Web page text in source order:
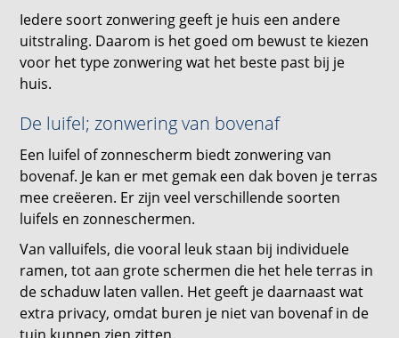
Iedere soort zonwering geeft je huis een andere
uitstraling. Daarom is het goed om bewust te kiezen
voor het type zonwering wat het beste past bij je
huis.
De luifel; zonwering van bovenaf
Een luifel of zonnescherm biedt zonwering van
bovenaf. Je kan er met gemak een dak boven je terras
mee creëeren. Er zijn veel verschillende soorten
luifels en zonneschermen.
Van valluifels, die vooral leuk staan bij individuele
ramen, tot aan grote schermen die het hele terras in
de schaduw laten vallen. Het geeft je daarnaast wat
extra privacy, omdat buren je niet van bovenaf in de